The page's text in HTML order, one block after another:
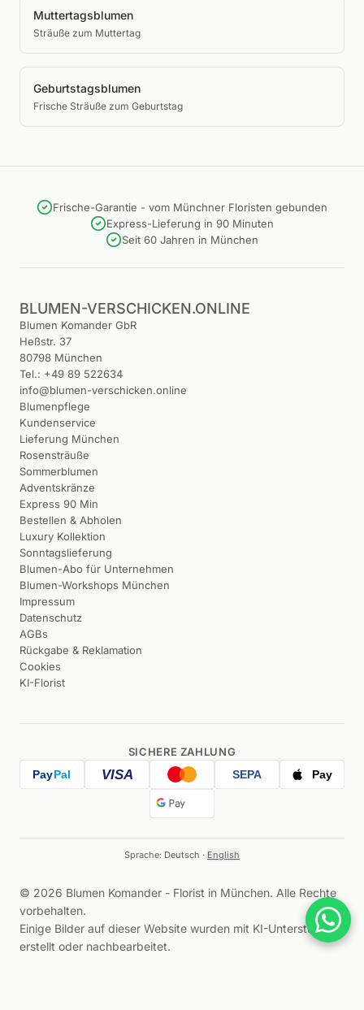
Muttertagsblumen
Sträuße zum Muttertag
Geburtstagsblumen
Frische Sträuße zum Geburtstag
Frische-Garantie - vom Münchner Floristen gebunden
Express-Lieferung in 90 Minuten
Seit 60 Jahren in München
BLUMEN-VERSCHICKEN.ONLINE
Blumen Komander GbR
Heßstr. 37
80798 München
Tel.: +49 89 522634
info@blumen-verschicken.online
Blumenpflege
Kundenservice
Lieferung München
Rosensträuße
Sommerblumen
Adventskränze
Express 90 Min
Bestellen & Abholen
Luxury Kollektion
Sonntagslieferung
Blumen-Abo für Unternehmen
Blumen-Workshops München
Impressum
Datenschutz
AGBs
Rückgabe & Reklamation
Cookies
KI-Florist
SICHERE ZAHLUNG
PayPal VISA SEPA Pay
Sprache: Deutsch · English
© 2026 Blumen Komander - Florist in München. Alle Rechte
vorbehalten.
Einige Bilder auf dieser Website wurden mit KI-Unterstützung
erstellt oder nachbearbeitet.